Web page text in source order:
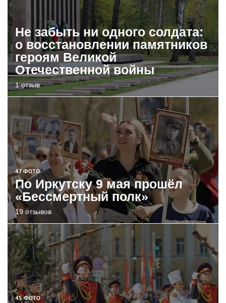
Не забыть ни одного солдата:
о восстановлении памятников
героям Великой
Отечественной войны
1 отзыв
47 ФОТО
По Иркутску 9 мая прошёл
«Бессмертный полк»
19 отзывов
45 ФОТО